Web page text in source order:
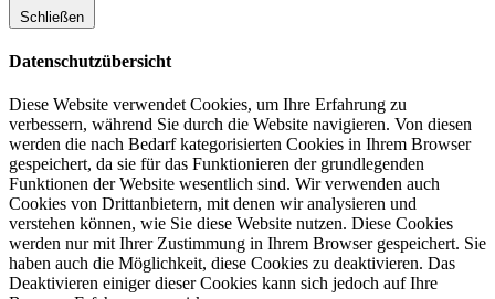
Schließen
Datenschutzübersicht
Diese Website verwendet Cookies, um Ihre Erfahrung zu
verbessern, während Sie durch die Website navigieren. Von diesen
werden die nach Bedarf kategorisierten Cookies in Ihrem Browser
gespeichert, da sie für das Funktionieren der grundlegenden
Funktionen der Website wesentlich sind. Wir verwenden auch
Cookies von Drittanbietern, mit denen wir analysieren und
verstehen können, wie Sie diese Website nutzen. Diese Cookies
werden nur mit Ihrer Zustimmung in Ihrem Browser gespeichert. Sie
haben auch die Möglichkeit, diese Cookies zu deaktivieren. Das
Deaktivieren einiger dieser Cookies kann sich jedoch auf Ihre